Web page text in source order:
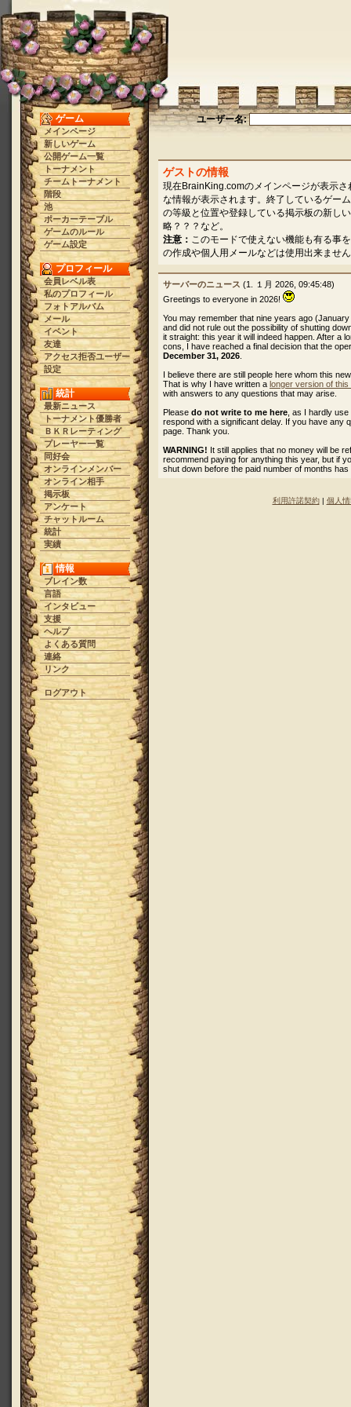
ゲーム
メインページ
新しいゲーム
公開ゲーム一覧
トーナメント
チームトーナメント
階段
池
ポーカーテーブル
ゲームのルール
ゲーム設定
プロフィール
会員レベル表
私のプロフィール
フォトアルバム
メール
イベント
友達
アクセス拒否ユーザー
設定
統計
最新ニュース
トーナメント優勝者
ＢＫＲレーティング
プレーヤー一覧
同好会
オンラインメンバー
オンライン相手
掲示板
アンケート
チャットルーム
統計
実績
情報
ブレイン数
言語
インタビュー
支援
ヘルプ
よくある質問
連絡
リンク
ログアウト
ユーザー名:
ゲストの情報
現在BrainKing.comのメインページが表示
な情報が表示されます。終了しているゲー
の等級と位置や登録している掲示板の新し
略？？？など。
注意： このモードで使えない機能も有る事
の作成や個人用メールなどは使用出来ませ
サーバーのニュース (1. １月 2026, 09:45:48)
Greetings to everyone in 2026!
You may remember that nine years ago
and did not rule out the possibility of shutting
it straight: this year it will indeed happen. After a
cons, I have reached a final decision that the
December 31, 2026
I believe there are still people here whom this
That is why I have written a longer version of this
with answers to any questions that may arise.
Please do not write to me here , as I hardly
respond with a significant delay. If you have any
page. Thank you.
WARNING! It still applies that no money will be
recommend paying for anything this year, but if
shut down before the paid number of months has
利用許諾契約| 個人